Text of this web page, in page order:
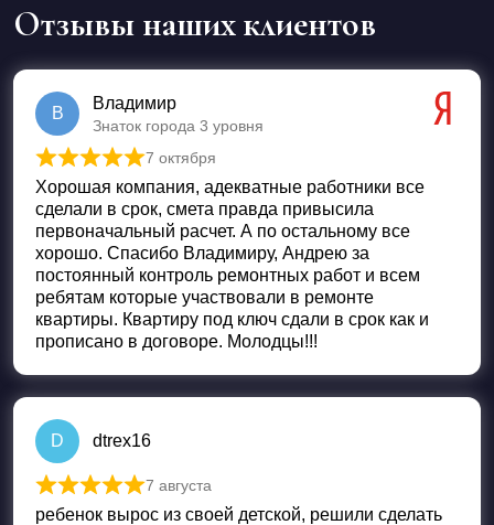
Отзывы наших клиентов
В
Владимир
Знаток города 3 уровня
Оценка 5из 5
7 октября
Хорошая компания, адекватные работники все
сделали в срок, смета правда привысила
первоначальный расчет. А по остальному все
хорошо. Спасибо Владимиру, Андрею за
постоянный контроль ремонтных работ и всем
ребятам которые участвовали в ремонте
квартиры. Квартиру под ключ сдали в срок как и
прописано в договоре. Молодцы!!!
D dtrex16
Оценка 5из 5
7 августа
ребенок вырос из своей детской, решили сделать